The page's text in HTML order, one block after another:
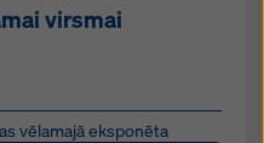
virsmai
vēlamajā eksponēta